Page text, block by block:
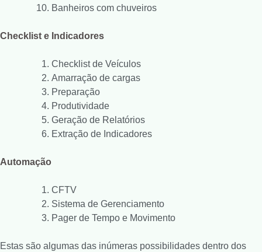
Banheiros com chuveiros
Checklist e Indicadores
Checklist de Veículos
Amarração de cargas
Preparação
Produtividade
Geração de Relatórios
Extração de Indicadores
Automação
CFTV
Sistema de Gerenciamento
Pager de Tempo e Movimento
Estas são algumas das inúmeras possibilidades dentro dos